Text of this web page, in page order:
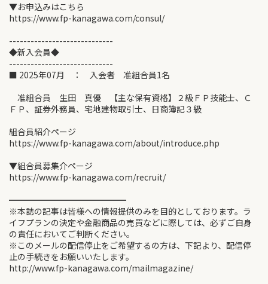
▼お申込みはこちら
https://www.fp-kanagawa.com/consul/
-----------------------------
◆新入会員◆
-----------------------------
■ 2025年07月 ： 入会者 准組合員1名
准組合員 生田 真優 【主な保有資格】２級ＦＰ技能士、Ｃ
ＦＰ、証券外務員、宅地建物取引士、日商簿記３級
組合員紹介ページ
https://www.fp-kanagawa.com/about/introduce.php
▼組合員募集介ページ
https://www.fp-kanagawa.com/recruit/
━━━━━━━━━━━━━━
※本誌の記事は皆様への情報提供のみを目的としております。ラ
イフプランの決定や金融商品の売買などに際しては、必ずご自身
の責任においてご判断ください。
※このメールの配信停止をご希望するの方は、下記より、配信停
止の手続きをお願いいたします。
http://www.fp-kanagawa.com/mailmagazine/